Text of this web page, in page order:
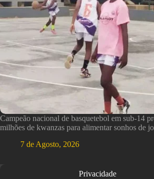
Campeão nacional de basquetebol em sub-14
milhões de kwanzas para alimentar sonhos de
7 de Agosto, 2026
Privacidade